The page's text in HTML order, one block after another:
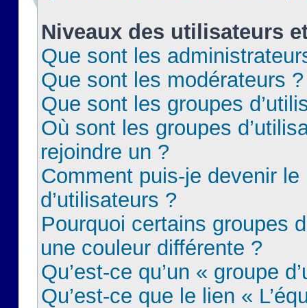
Niveaux des utilisateurs
Que sont les
Que sont les modérateurs ?
Que sont les groupes
Où sont les groupes
rejoindre un ?
Comment puis-je devenir le
d’utilisateurs ?
Pourquoi certains groupes
une couleur différente ?
Qu’est-ce qu’un « groupe
Qu’est-ce que le lien «